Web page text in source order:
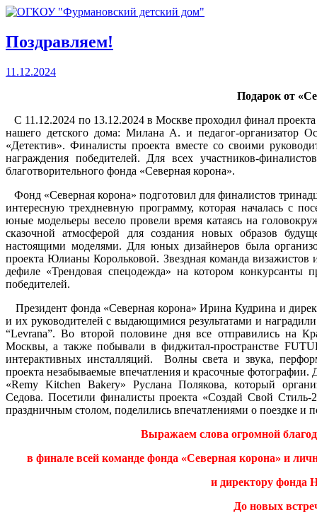
Поздравляем!
11.12.2024
Подарок от
С 11.12.2024 по 13.12.2024 в Москве проходил финал
нашего детского дома: Милана А. и педагог-
«Детектив». Финалисты проекта вместе со своими
награждения победителей. Для всех участников-
благотворительного фонда «Северная корона».
Фонд «Северная корона» подготовил для финалистов
интересную трехдневную программу, которая началась с
юные модельеры весело провели время катаясь на
сказочной атмосферой для создания новых образов
настоящими моделями. Для юных дизайнеров была
проекта Юлианы Корольковой. Звездная команда
дефиле «Трендовая спецодежда» на котором конкурсанты
победителей.
Президент фонда «Северная корона» Ирина Кудрина и
и их руководителей с выдающимися результатами и
“Levrana”. Во второй половине дня все отправились на
Москвы, а также побывали в фиджитал-пространстве
интерактивных инсталляций. Волны света и звука,
проекта незабываемые впечатления и красочные
«Remy Kitchen Bakery» Руслана Полякова, который
Седова. Посетили финалисты проекта «Создай Свой
праздничным столом, поделились впечатлениями о поездке и
Выражаем слова огромной
в финале всей команде фонда «Северная корона» и
и директору фонда
До новых